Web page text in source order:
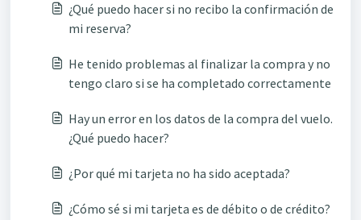
¿Qué puedo hacer si no recibo la confirmación de
mi reserva?
He tenido problemas al finalizar la compra y no
tengo claro si se ha completado correctamente
Hay un error en los datos de la compra del vuelo.
¿Qué puedo hacer?
¿Por qué mi tarjeta no ha sido aceptada?
¿Cómo sé si mi tarjeta es de débito o de crédito?